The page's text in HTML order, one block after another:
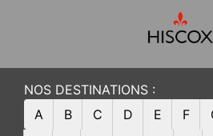
NOS DESTINATIONS :
A
B C D E F